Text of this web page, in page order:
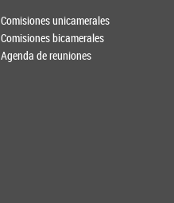
Comisiones unicamerales
Comisiones bicamerales
Agenda de reuniones